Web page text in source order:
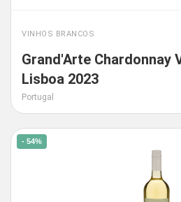
VINHOS BRANCOS
Grand'Arte Chardonnay
Lisboa 2023
Portugal
- 54%